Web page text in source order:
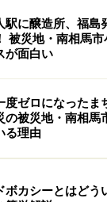
のものです。最新
1/3
駅に醸造所、福島
被災地・南相馬
が面白い
度ゼロになった
の被災地・南相馬
る理由
ボカシーとはどう